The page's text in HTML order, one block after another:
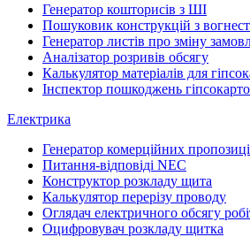
Генератор кошторисів з ШІ
Пошуковик конструкцій з
Генератор листів про зміну
Аналізатор розривів обсягу
Калькулятор матеріалів для
Інспектор пошкоджень
Електрика
Генератор комерційних
Питання-відповіді NEC
Конструктор розкладу щита
Калькулятор перерізу проводу
Оглядач електричного обсягу
Оцифровувач розкладу щитка